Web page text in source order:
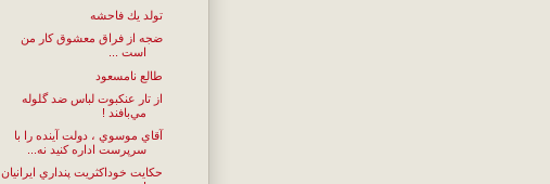
تولد يك فاحشه
ضجه از فراق معشوق کار من
است ...
طالع نامسعود
از تار عنكبوت لباس ضد گلوله
مي‌بافند !
آقاي موسوي ، دولت آينده را با
سرپرست اداره كنيد نه...
حكايت خوداكثريت پنداري ايرانيان